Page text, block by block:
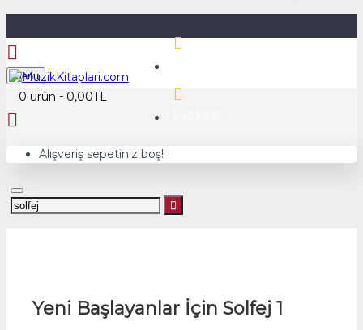
Menu
0 ürün - 0,00TL
Alışveriş sepetiniz boş!
Yeni Başlayanlar İçin Solfej 1